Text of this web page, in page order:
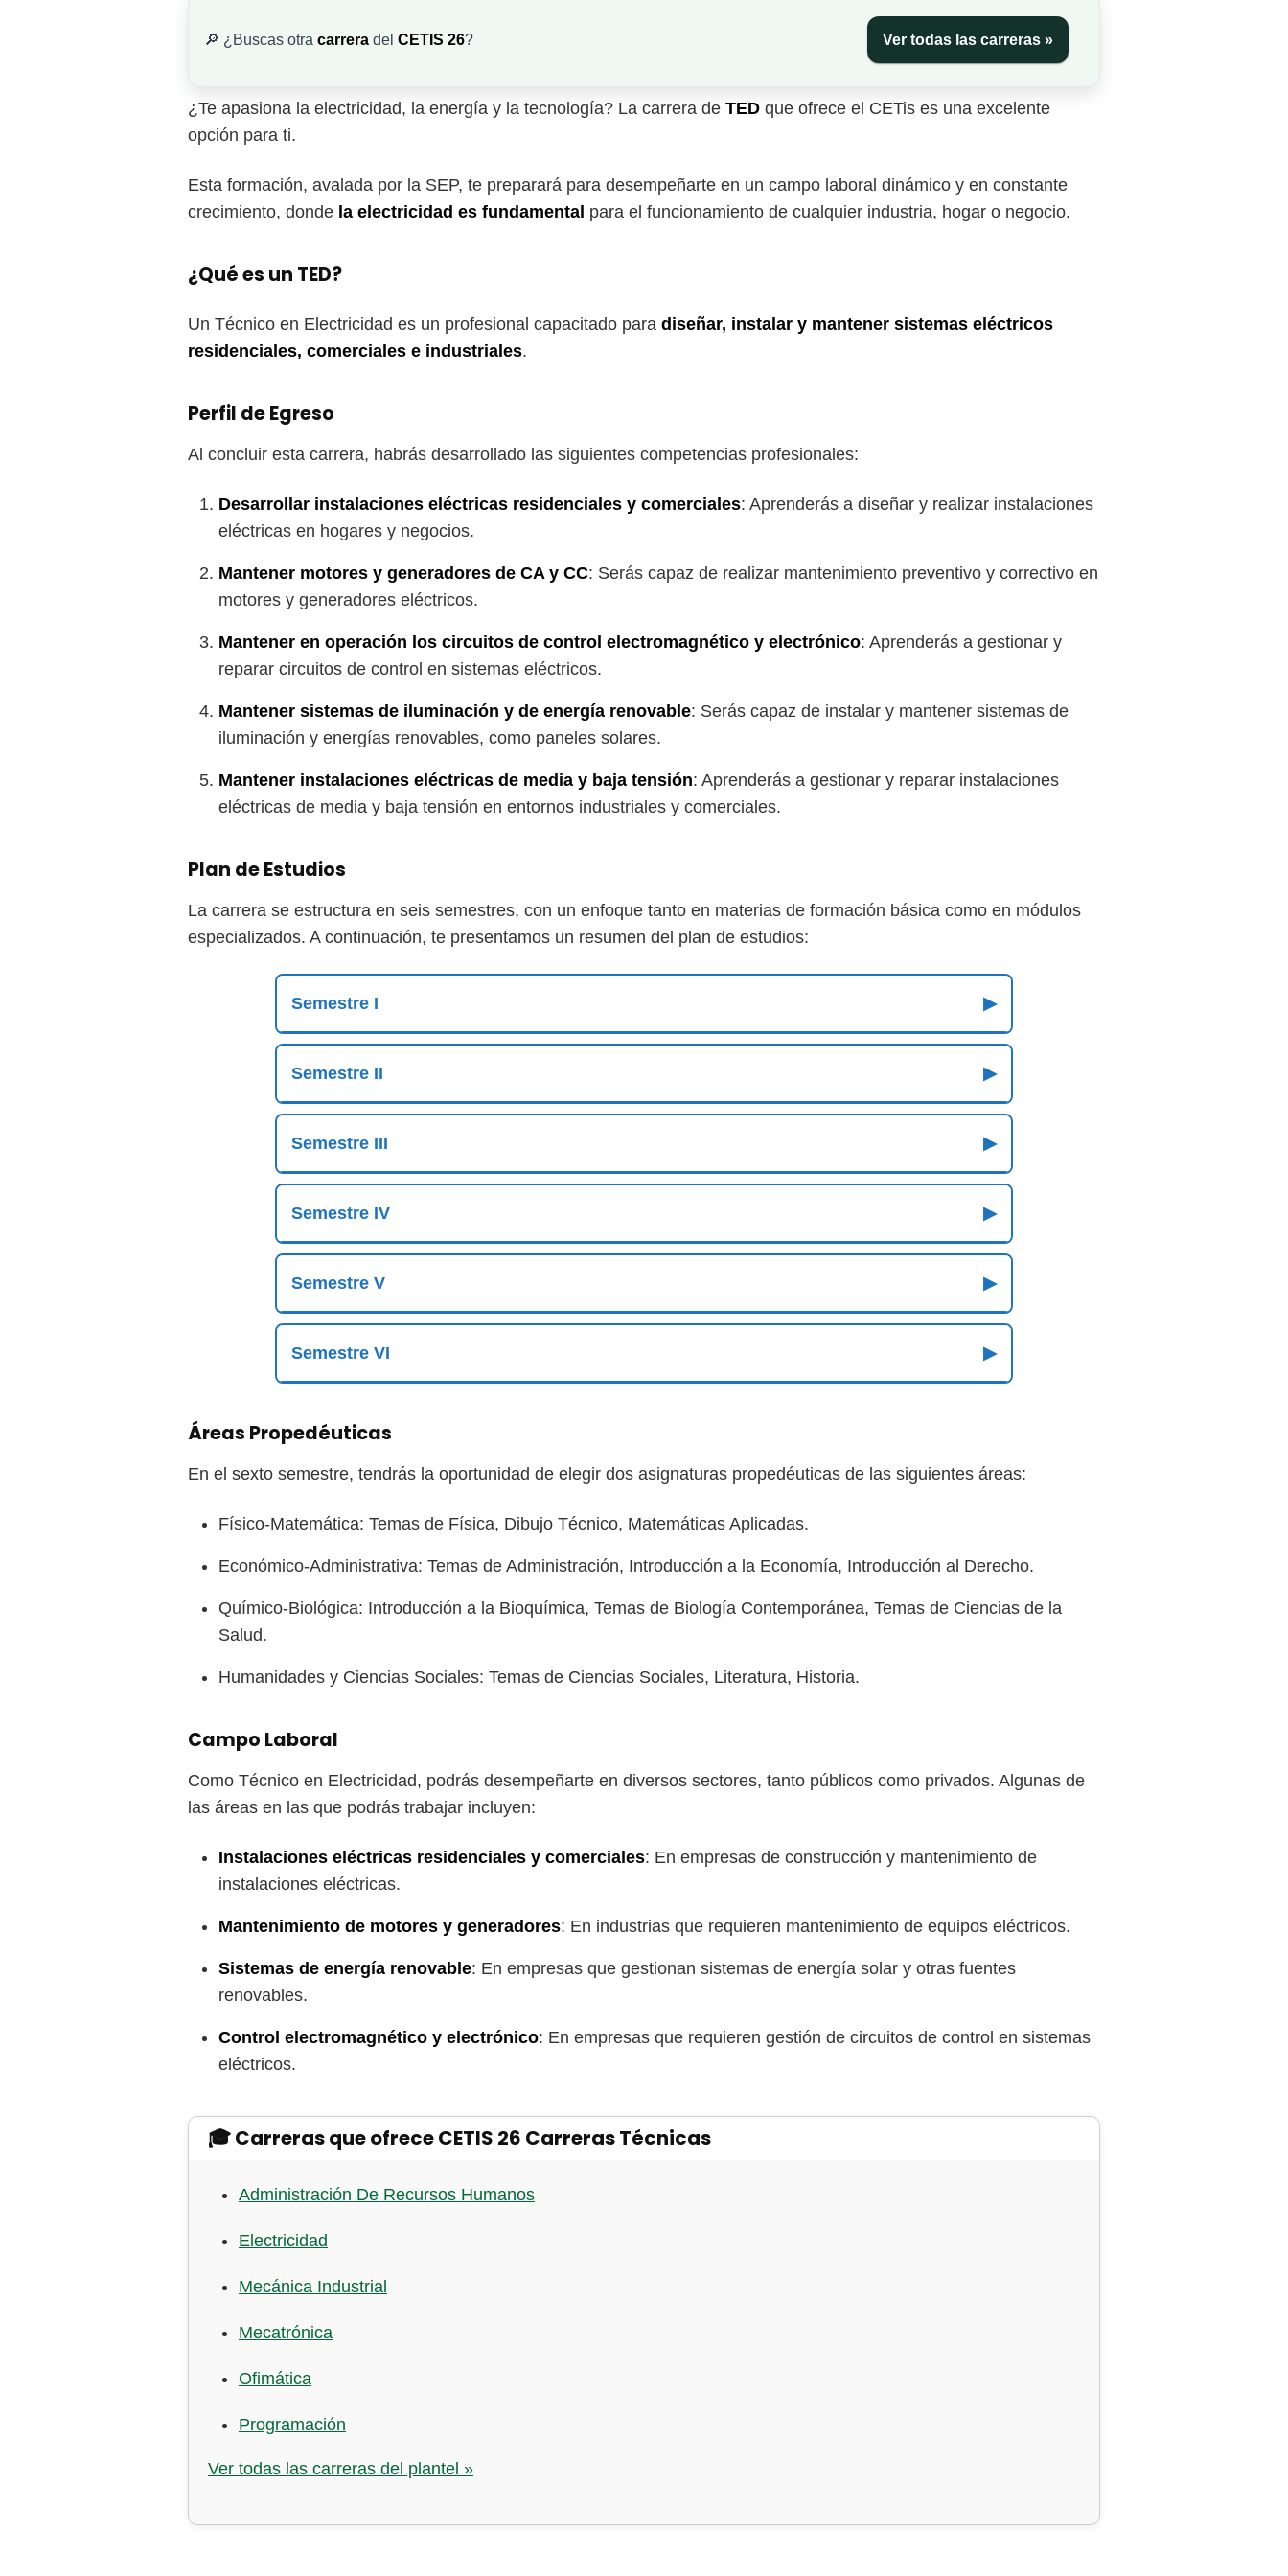
🔎 ¿Buscas otra carrera del CETIS 26? Ver todas las carreras »
¿Te apasiona la electricidad, la energía y la tecnología? La carrera de TED que ofrece el CETis es una excelente
opción para ti.
Esta formación, avalada por la SEP, te preparará para desempeñarte en un campo laboral dinámico y en constante
crecimiento, donde la electricidad es fundamental para el funcionamiento de cualquier industria, hogar o negocio.
¿Qué es un TED?
Un Técnico en Electricidad es un profesional capacitado para diseñar, instalar y mantener sistemas eléctricos
residenciales, comerciales e industriales.
Perfil de Egreso
Al concluir esta carrera, habrás desarrollado las siguientes competencias profesionales:
Desarrollar instalaciones eléctricas residenciales y comerciales: Aprenderás a diseñar y realizar instalaciones
eléctricas en hogares y negocios.
Mantener motores y generadores de CA y CC: Serás capaz de realizar mantenimiento preventivo y correctivo en
motores y generadores eléctricos.
Mantener en operación los circuitos de control electromagnético y electrónico: Aprenderás a gestionar y
reparar circuitos de control en sistemas eléctricos.
Mantener sistemas de iluminación y de energía renovable: Serás capaz de instalar y mantener sistemas de
iluminación y energías renovables, como paneles solares.
Mantener instalaciones eléctricas de media y baja tensión: Aprenderás a gestionar y reparar instalaciones
eléctricas de media y baja tensión en entornos industriales y comerciales.
Plan de Estudios
La carrera se estructura en seis semestres, con un enfoque tanto en materias de formación básica como en módulos
especializados. A continuación, te presentamos un resumen del plan de estudios:
Semestre I ▶
Semestre II ▶
Semestre III ▶
Semestre IV ▶
Semestre V ▶
Semestre VI ▶
Áreas Propedéuticas
En el sexto semestre, tendrás la oportunidad de elegir dos asignaturas propedéuticas de las siguientes áreas:
Físico-Matemática: Temas de Física, Dibujo Técnico, Matemáticas Aplicadas.
Económico-Administrativa: Temas de Administración, Introducción a la Economía, Introducción al Derecho.
Químico-Biológica: Introducción a la Bioquímica, Temas de Biología Contemporánea, Temas de Ciencias de la
Salud.
Humanidades y Ciencias Sociales: Temas de Ciencias Sociales, Literatura, Historia.
Campo Laboral
Como Técnico en Electricidad, podrás desempeñarte en diversos sectores, tanto públicos como privados. Algunas de
las áreas en las que podrás trabajar incluyen:
Instalaciones eléctricas residenciales y comerciales: En empresas de construcción y mantenimiento de
instalaciones eléctricas.
Mantenimiento de motores y generadores: En industrias que requieren mantenimiento de equipos eléctricos.
Sistemas de energía renovable: En empresas que gestionan sistemas de energía solar y otras fuentes
renovables.
Control electromagnético y electrónico: En empresas que requieren gestión de circuitos de control en sistemas
eléctricos.
🎓 Carreras que ofrece CETIS 26 Carreras Técnicas
Administración De Recursos Humanos
Electricidad
Mecánica Industrial
Mecatrónica
Ofimática
Programación
Ver todas las carreras del plantel »